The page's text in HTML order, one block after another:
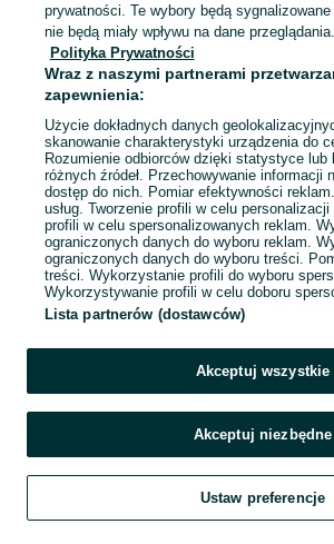
Mapa kategorii
Mapa miejscowości
Mapa ministron
Szukaj Obserwujesz Dodaj
prywatności. Te wybory będą
nie będą miały wpływu na dane przeglądania.
Polityka Prywatności
Wraz z naszymi partnerami
zapewnienia:
Użycie dokładnych danych
skanowanie charakterystyki urządzenia do
Rozumienie odbiorców dzięki statystyce lub
różnych źródeł. Przechowywanie informacji
dostęp do nich. Pomiar efektywności
usług. Tworzenie profili w celu
profili w celu spersonalizowanych reklam.
ograniczonych danych do wyboru reklam.
ograniczonych danych do wyboru treści.
treści. Wykorzystanie profili do wyboru
Wykorzystywanie profili w celu doboru
Lista partnerów (dostawców)
Akceptuj wszystkie
Akceptuj niezbędne
Ustaw preferencje